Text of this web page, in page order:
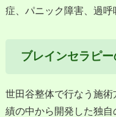
症、パニック障害、過呼
ブレインセラピ
世田谷整体で行なう施
績の中から開発した独